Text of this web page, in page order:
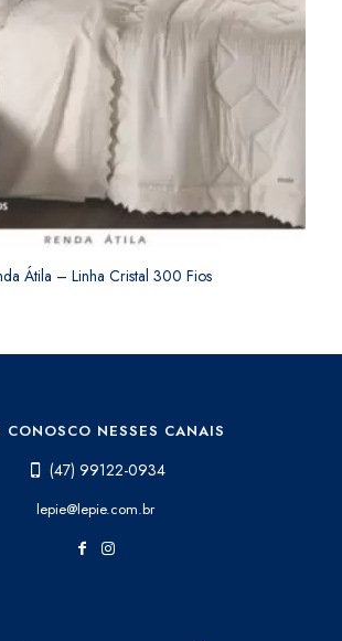
Átila – Linha Cristal 300 Fios
CONOSCO NESSES CANAIS
(47) 99122-0934
lepie@lepie.com.br